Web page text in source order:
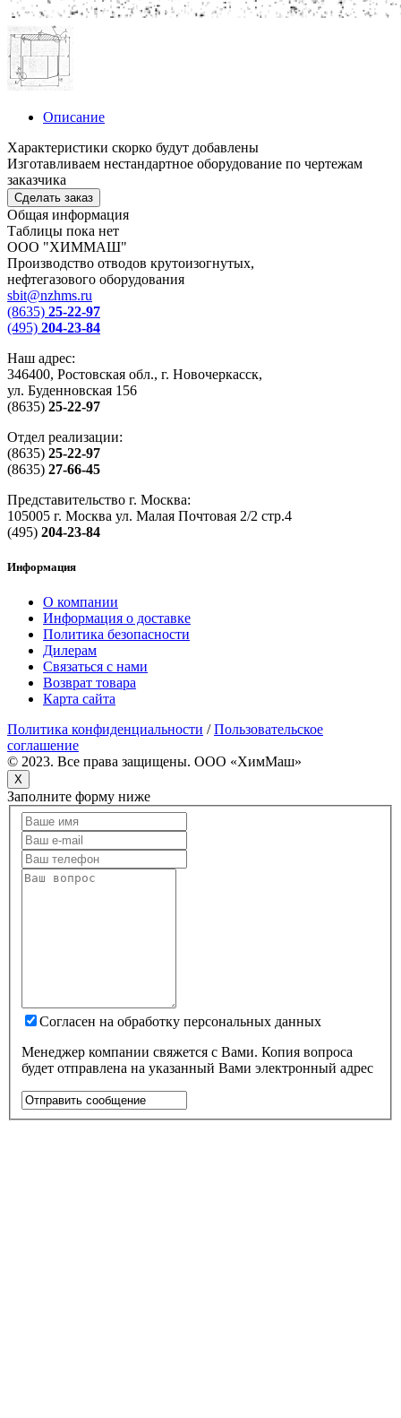
Описание
Характеристики скорко будут добавлены
Изготавливаем нестандартное оборудование по чертежам
заказчика
Cделать заказ
Общая информация
Таблицы пока нет
ООО "ХИММАШ"
Производство отводов крутоизогнутых,
нефтегазового оборудования
sbit@nzhms.ru
(8635) 25-22-97
(495) 204-23-84
Наш адрес:
346400, Ростовская обл., г. Новочеркасск,
ул. Буденновская 156
(8635) 25-22-97
Отдел реализации:
(8635) 25-22-97
(8635) 27-66-45
Представительство г. Москва:
105005 г. Москва ул. Малая Почтовая 2/2 стр.4
(495) 204-23-84
Информация
О компании
Информация о доставке
Политика безопасности
Дилерам
Связаться с нами
Возврат товара
Карта сайта
Политика конфиденциальности /Пользовательское
соглашение
© 2023. Все права защищены. OOO «ХимМаш»
X
Заполните форму ниже
Согласен на обработку персональных данных
Менеджер компании свяжется с Вами. Копия вопроса
будет отправлена на указанный Вами электронный адрес